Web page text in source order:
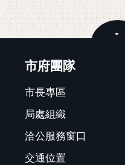
市府團隊
市長專區
局處組織
洽公服務窗口
交通位置